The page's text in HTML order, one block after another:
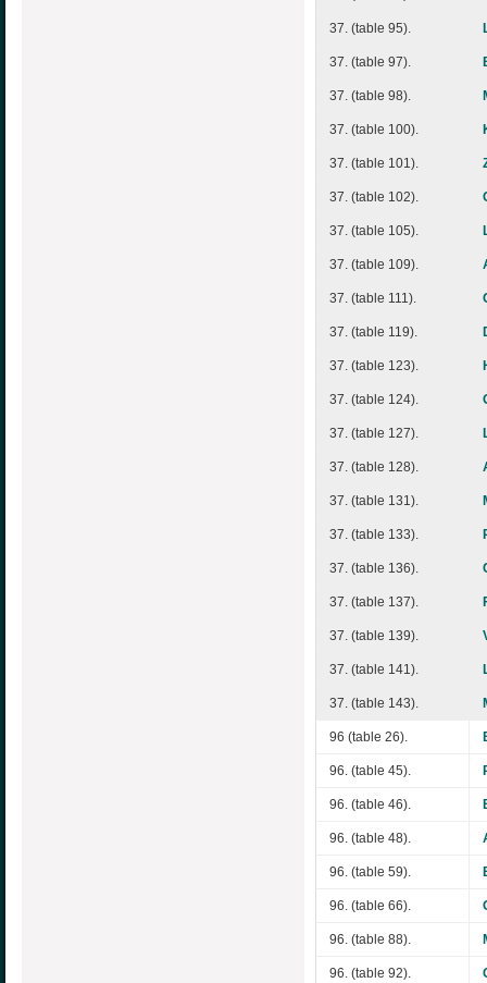
37. (table 95).
37. (table 97).
37. (table 98).
37. (table 100).
37. (table 101).
37. (table 102).
37. (table 105).
37. (table 109).
37. (table 111).
37. (table 119).
37. (table 123).
37. (table 124).
37. (table 127).
37. (table 128).
37. (table 131).
37. (table 133).
37. (table 136).
37. (table 137).
37. (table 139).
37. (table 141).
37. (table 143).
96 (table 26).
96. (table 45).
96. (table 46).
96. (table 48).
96. (table 59).
96. (table 66).
96. (table 88).
96. (table 92).